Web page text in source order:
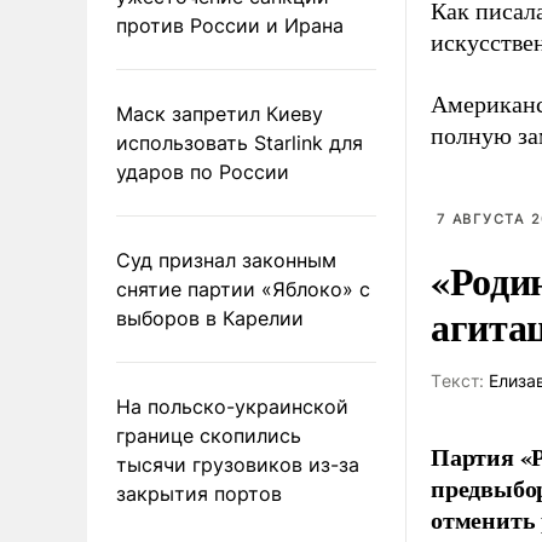
против России и Ирана
Маск запретил Киеву
использовать Starlink для
ударов по России
Суд признал законным
снятие партии «Яблоко» с
выборов в Карелии
На польско-украинской
границе скопились
тысячи грузовиков из-за
закрытия портов
Как
полную
7 АВГУСТА
Tекст:
Партия
отменить